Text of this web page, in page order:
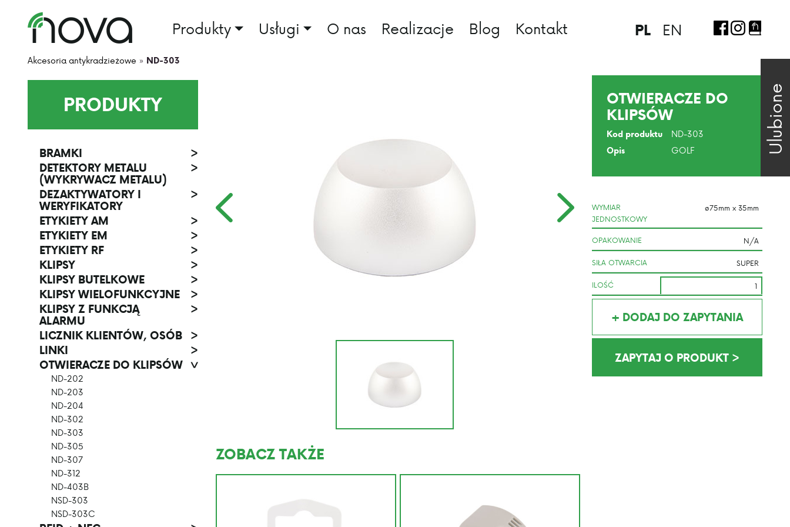
Ulubione
PL EN
Produkty Usługi O nas Realizacje Blog Kontakt
Akcesoria antykradzieżowe » ND-303
PRODUKTY
BRAMKI
>
DETEKTORY METALU
(WYKRYWACZ METALU)
>
DEZAKTYWATORY I
WERYFIKATORY
>
ETYKIETY AM
>
ETYKIETY EM
>
ETYKIETY RF
>
KLIPSY
>
KLIPSY BUTELKOWE
>
KLIPSY WIELOFUNKCYJNE
>
KLIPSY Z FUNKCJĄ
ALARMU
>
LICZNIK KLIENTÓW, OSÓB >
LINKI
>
OTWIERACZE DO KLIPSÓW
>
ND-202
ND-203
ND-204
ND-302
ND-303
ND-305
ND-307
ND-312
ND-403B
NSD-303
NSD-303C
OTWIERACZE DO
KLIPSÓW
Kod produktu ND-303
Opis GOLF
WYMIAR
JEDNOSTKOWY
OPAKOWANIE
SIŁA OTWARCIA
ILOŚĆ
+ DODAJ DO ZAPYTANIA
ZOBACZ TAKŻE